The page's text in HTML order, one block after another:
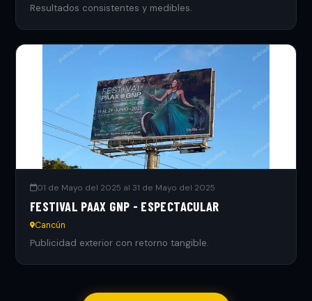
Resultados consistentes y medibles.
01 de Mayo del 2025 al 31 de Mayo del 2025
FESTIVAL PAAX GNP - ESPECTACULAR
Cancún
Publicidad exterior con retorno tangible.